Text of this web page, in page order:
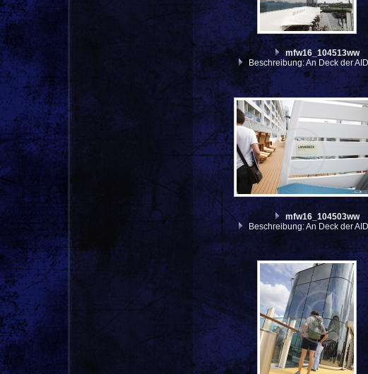
mfw16_104513ww
Beschreibung: An Deck der
mfw16_104503ww
Beschreibung: An Deck der